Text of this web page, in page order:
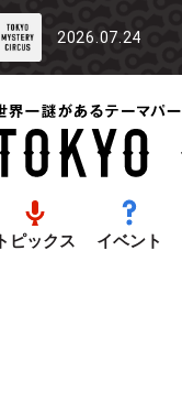
2026.07.24
トピックス イベント